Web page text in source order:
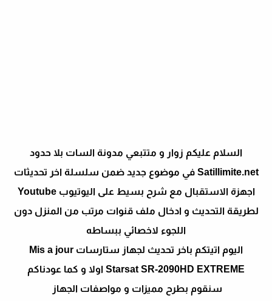
السلام عليكم زوار و متتبعي مدونة السات بلا حدود
Satillimite.net في موضوع جديد ضمن سلسلة اخر تحديثات
اجهزة الاستقبال مع شرح بسيط على اليوتيوب Youtube
لطريقة التحديث و ادخال ملف قنوات مرتب من المنزل دون
اللجوء لاخصائي ببساطه
اليوم اتيتكم باخر تحديث لجهاز ستارسات Mis a jour
Starsat SR-2090HD EXTREME اولا و كما عودناكم
سنقوم بطرح مميزات و مواصفات الجهاز